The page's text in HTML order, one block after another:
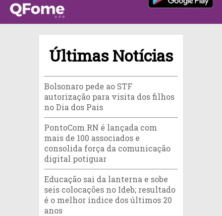
Últimas Notícias
Bolsonaro pede ao STF
autorização para visita dos filhos
no Dia dos Pais
PontoCom.RN é lançada com
mais de 100 associados e
consolida força da comunicação
digital potiguar
Educação sai da lanterna e sobe
seis colocações no Ideb; resultado
é o melhor índice dos últimos 20
anos